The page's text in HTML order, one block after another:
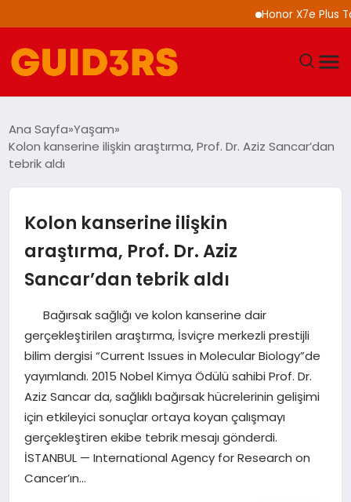
Honor X7e Plus
YAŞAM
SAĞLIK
EKONOMI
MAGAZIN
EĞITIM
Ana Sayfa Yaşam
Kolon kanserine ilişkin araştırma, Prof. Dr. Aziz Sancar’dan
tebrik aldı
Kolon kanserine ilişkin
araştırma, Prof. Dr. Aziz
Sancar’dan tebrik aldı
Bağırsak sağlığı ve kolon kanserine dair
gerçekleştirilen araştırma, İsviçre merkezli prestijli
bilim dergisi “Current Issues in Molecular Biology”de
yayımlandı. 2015 Nobel Kimya Ödülü sahibi Prof. Dr.
Aziz Sancar da, sağlıklı bağırsak hücrelerinin gelişimi
için etkileyici sonuçlar ortaya koyan çalışmayı
gerçekleştiren ekibe tebrik mesajı gönderdi.
İSTANBUL — International Agency for Research on
Cancer’ın…